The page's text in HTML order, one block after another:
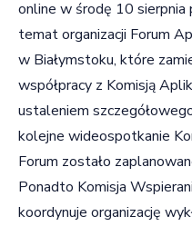
online w środę 10 sierpnia
temat organizacji Forum
w Białymstoku, które
współpracy z Komisją
ustaleniem
kolejne wideospotkanie
Forum zostało
Ponadto Komisja
koordynuje organizację